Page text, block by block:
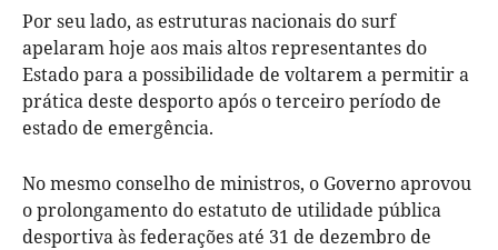
Por seu lado, as estruturas nacionais do surf
apelaram hoje aos mais altos representantes do
Estado para a possibilidade de voltarem a permitir a
prática deste desporto após o terceiro período de
estado de emergência.
No mesmo conselho de ministros, o Governo aprovou
o prolongamento do estatuto de utilidade pública
desportiva às federações até 31 de dezembro de